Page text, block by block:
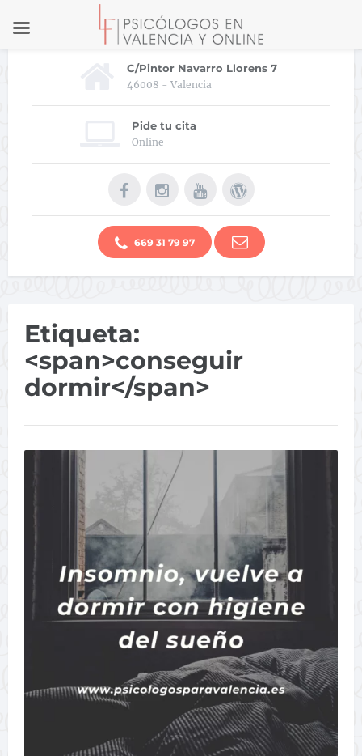
C/Pintor Navarro Llorens 7
46008 - Valencia
Pide tu cita
Online
669 31 79 97
Etiqueta:
<span>conseguir
dormir</span>